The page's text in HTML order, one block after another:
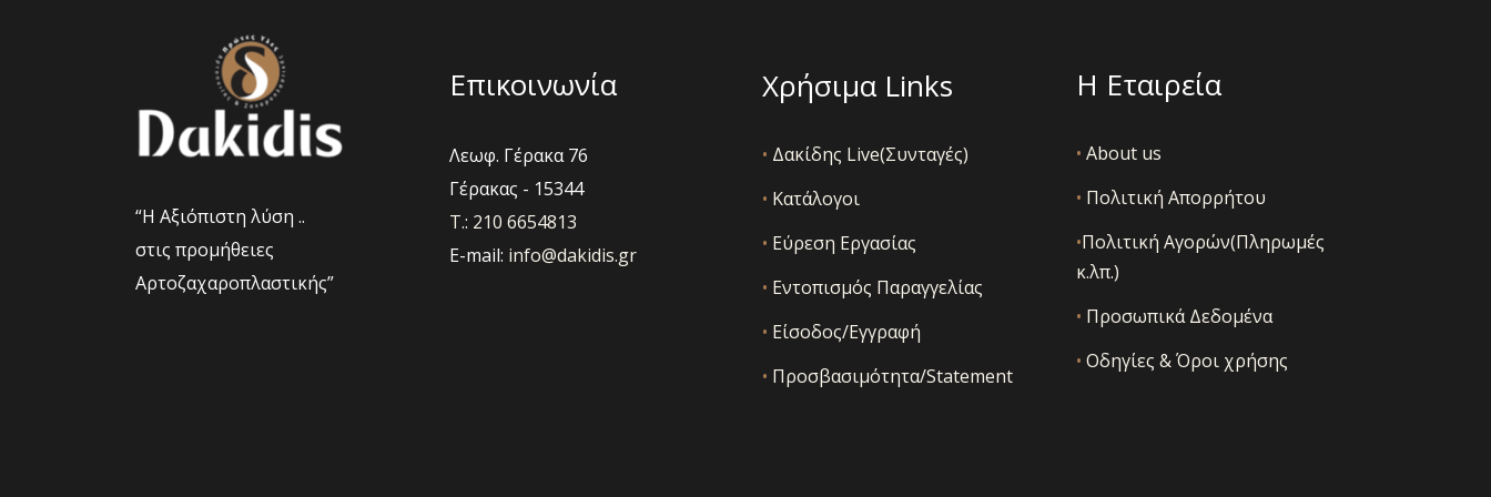
“Η Αξιόπιστη λύση ..
στις προμήθειες
Αρτοζαχαροπλαστικής”
Επικοινωνία
Λεωφ. Γέρακα 76
Γέρακας - 15344
Τ.: 210 6654813
E-mail: info@dakidis.gr
Χρήσιμα Links
• Δακίδης Live(Συνταγές)
• Κατάλογοι
• Εύρεση Εργασίας
• Εντοπισμός Παραγγελίας
• Είσοδος/Εγγραφή
• Προσβασιμότητα/Statement
Η Εταιρεία
• About us
• Πολιτική Απορρήτου
•Πολιτική Αγορών(Πληρωμές
κ.λπ.)
• Προσωπικά Δεδομένα
• Οδηγίες & Όροι χρήσης